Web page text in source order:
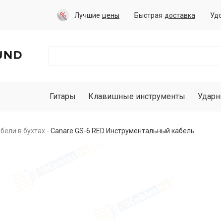
Лучшие цены Быстрая доставка
Гитары Клавишные инструменты
в бухтах Canare GS-6 RED Инструментальный кабель